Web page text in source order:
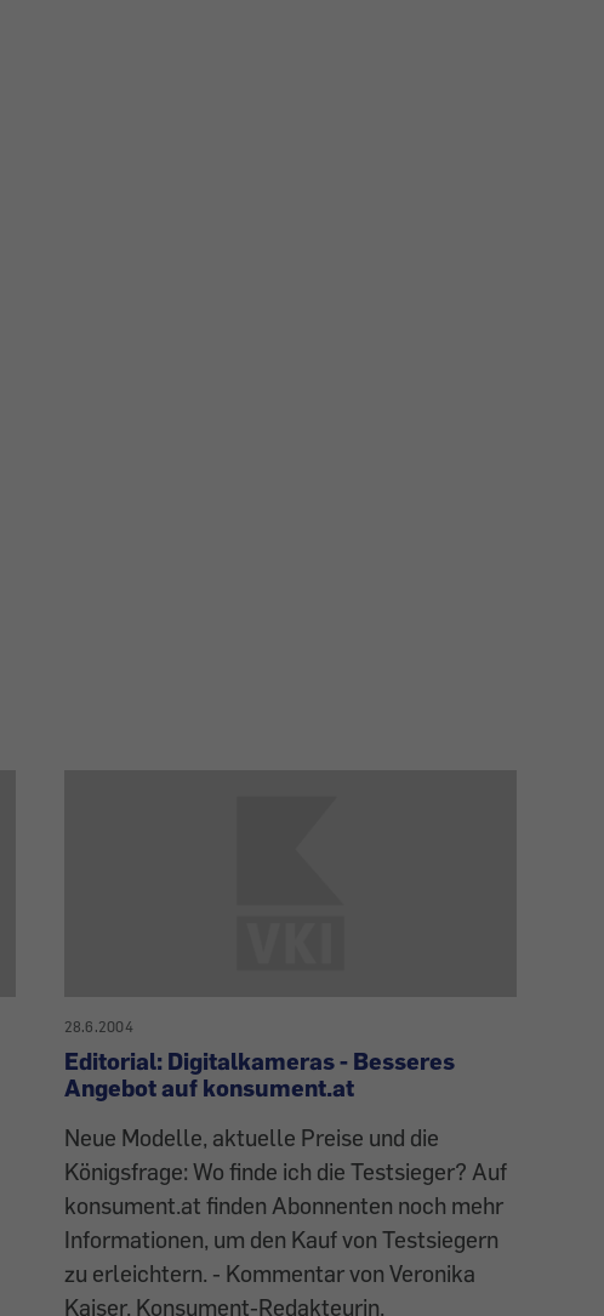
28.6.2004
Editorial: Digitalkameras - Besseres
Angebot auf konsument.at
Neue Modelle, aktuelle Preise und die
Königsfrage: Wo finde ich die Testsieger? Auf
konsument.at finden Abonnenten noch mehr
Informationen, um den Kauf von Testsiegern
zu erleichtern. - Kommentar von Veronika
Kaiser, Konsument-Redakteurin.